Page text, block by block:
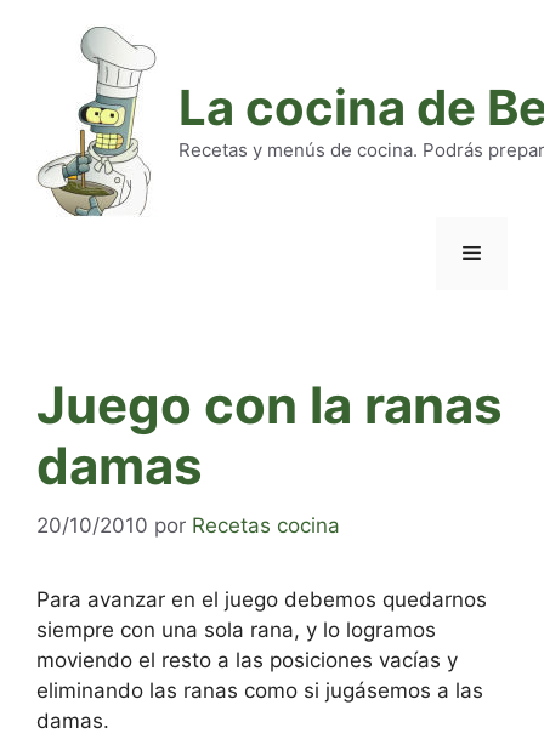
La cocina de
Recetas y menús de cocina. Podrás
Juego con la ranas
damas
20/10/2010 por Recetas cocina
Para avanzar en el juego debemos quedarnos
siempre con una sola rana, y lo logramos
moviendo el resto a las posiciones vacías y
eliminando las ranas como si jugásemos a las
damas.